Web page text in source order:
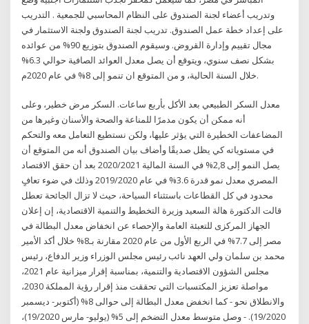
وتدريب أعضاء لجنة الصندوق على النظام المحاسبي للجمعية . التدريب
على إعداد خطة عمل الصندوق. تدريب لجنة الصندوق ولجنة الاستثمار في
مجال تقييم وإدارة القروض. وسيقوم الصندوق بتوزيع 90% من عوائده
بشكل نصف سنوي، ويتوقع أن يصل معدل العوائد الصافية حوالي 6.3%
خلال السنة الحالية، و من المتوقع ان تنمو إلى 8% في عام 2020م.
معدل السكر الطبيعي بعد الأكل بأربع ساعات. السكر مرض خطير، وعلى
أنه ممكن أن يكون مدمرًا للمناعة والصحة والأسنان وغيرها من
المضاعفات الخطيرة التي يؤثر عليها، ولكن نستطيع التعامل معه والتحكم
في مستوياته كي يظل صديقًا وأضاف بيان الصندوق أنه من المتوقع أن
يصل النمو إلى 2,8% في السنة المالية 2020/2021 بعد أن حقق الاقتصاد
المصري معدل نمو قدرة 3.6% في عام 2019/2020 وذلك في ضوء تعافٍ
محدود في كل القطاعات باستثناء السياحة، حيث لا تزال الجائحة تعطل
قالت الدكتورة هالة السعيد وزيرة التخطيط والتنمية الاقتصادية، إن إعلان
الجهاز المركزى للتعبئة العامة والإحصاء عن انخفاض معدل البطالة في
مصر إلى 7.7% في الربع الأول من عام 2020 مقارنة بـ8% خلال أكد الأمير
محمد بن سلمان ولي العهد نائب رئيس مجلس الوزراء وزير الدفاع، رئيس
مجلس الشؤون الاقتصادية والتنمية، بمناسبة إقرار ميزانية عام 2021،
مواصلة تعزيز المكتسبات التي تحققت منذ إقرار رؤية المملكة 2030،
والانطلاق نحو - كما انخفض معدل البطالة إلى حوالى 8% (أكتوبر- ديسمبر
19/2020). - وصل متوسط معدل التضخم إلى 5% (يوليو- مارس 19/2020)،